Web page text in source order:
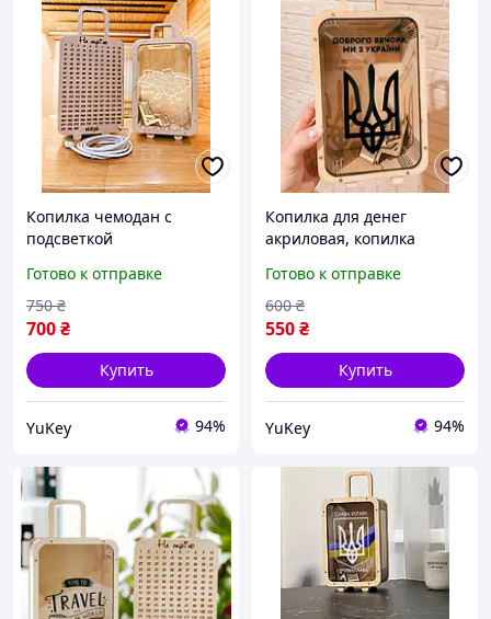
Копилка чемодан с
подсветкой
Готово к отправке
700₴
750 ₴
Купить
YuKey 94%
Копилка для денег
акриловая, копилка
копилка из дерева
Готово к отправке
550₴
600 ₴
Купить
YuKey 94%